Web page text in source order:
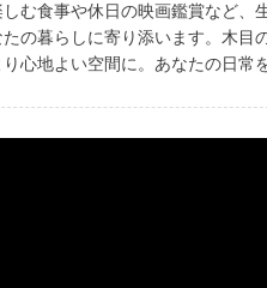
しむ食事や休日の映画鑑賞など、
たの暮らしに寄り添います。木目
心地よい空間に。あなたの日常